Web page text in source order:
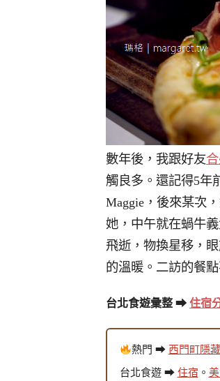
數年後，我跟好友
觸良多。還記得5年
Maggie，後來某次
她，中午就在蝸牛
飛逝，物換星移，
的溫暖。二訪的餐
台北食遊彙整 ➡ 住宿
熱門 ➡ 西門町隱
台北食遊 ➡ 住宿 。